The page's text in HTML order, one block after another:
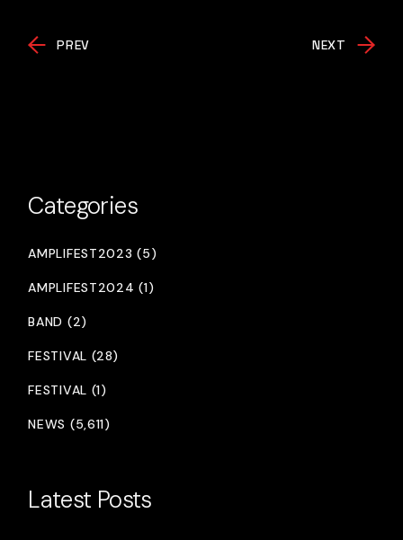
PREV NEXT
Categories
AMPLIFEST2023 (5)
AMPLIFEST2024 (1)
BAND (2)
FESTIVAL (28)
FESTIVAL (1)
NEWS (5,611)
Latest Posts